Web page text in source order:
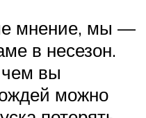
мнение, мы —
в несезон.
чем вы
можно